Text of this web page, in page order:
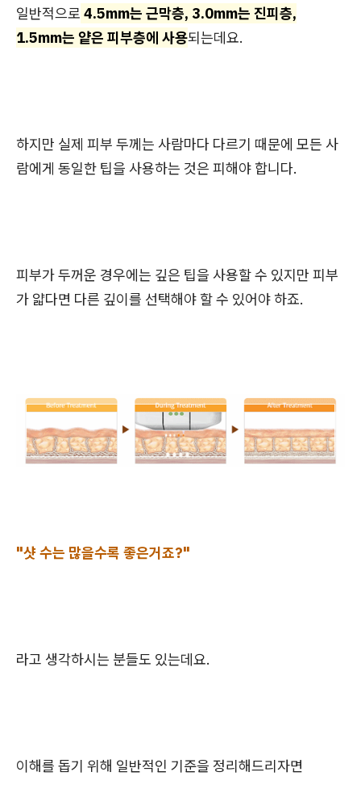
일반적으로 4.5mm는 근막층, 3.0mm는 진피층,
1.5mm는 얕은 피부층에 사용되는데요.
하지만 실제 피부 두께는 사람마다 다르기 때문에 모든 사
람에게 동일한 팁을 사용하는 것은 피해야 합니다.
피부가 두꺼운 경우에는 깊은 팁을 사용할 수 있지만 피부
가 얇다면 다른 깊이를 선택해야 할 수 있어야 하죠.
"샷 수는 많을수록 좋은거죠?"
라고 생각하시는 분들도 있는데요.
이해를 돕기 위해 일반적인 기준을 정리해드리자면